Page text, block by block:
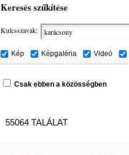
Keresés szűkítése
Kulcsszavak:
Kép Képgaléria Videó
Csak ebben a közösségben
55064 TALÁLAT